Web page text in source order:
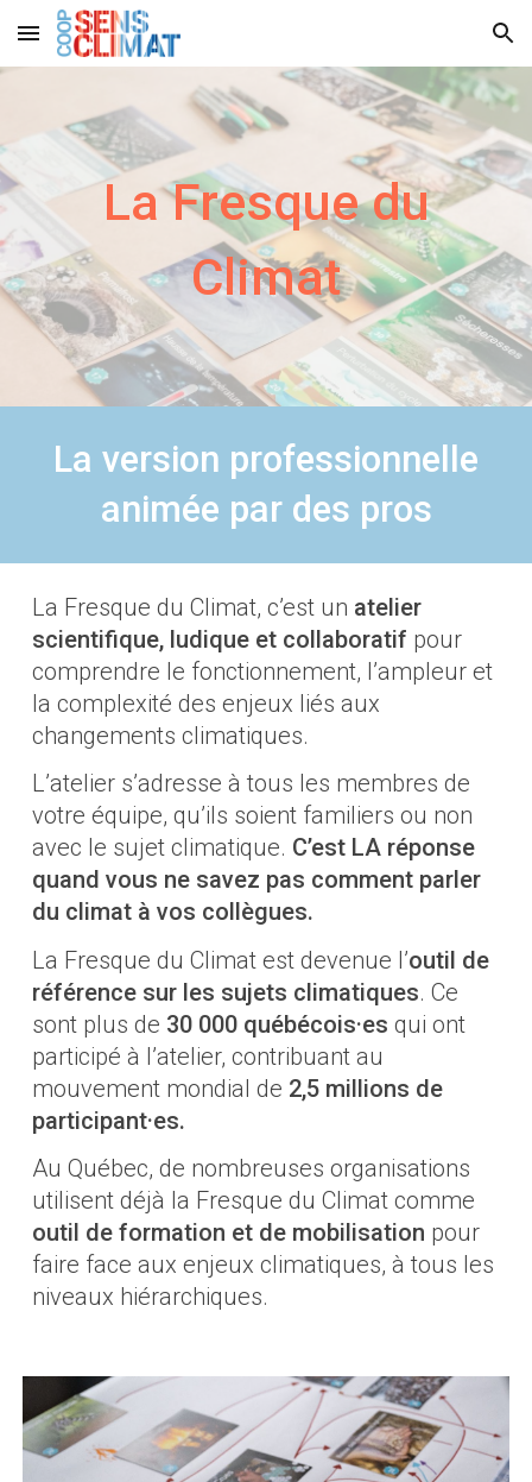
Skip to main content Skip to navigation
La Fresque du
Climat
La version professionnelle
animée par des pros
La Fresque du Climat, c’est un atelier
scientifique, ludique et collaboratif pour
comprendre le fonctionnement, l’ampleur et
la complexité des enjeux liés aux
changements climatiques.
L’atelier s’adresse à tous les membres de
votre équipe, qu’ils soient familiers ou non
avec le sujet climatique. C’est LA réponse
quand vous ne savez pas comment parler
du climat à vos collègues.
La Fresque du Climat est devenue l’outil de
référence sur les sujets climatiques. Ce
sont plus de 30 000 québécois·es qui ont
participé à l’atelier, contribuant au
mouvement mondial de 2,5 millions de
participant·es.
Au Québec, de nombreuses organisations
utilisent déjà la Fresque du Climat comme
outil de formation et de mobilisation pour
faire face aux enjeux climatiques, à tous les
niveaux hiérarchiques.